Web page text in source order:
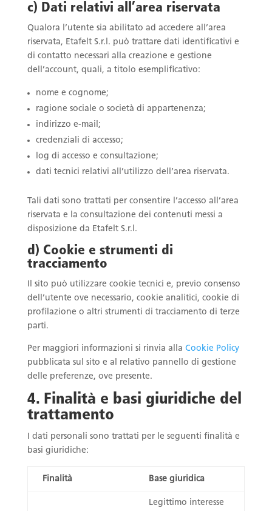
c) Dati relativi all’area riservata
Qualora l’utente sia abilitato ad accedere all’area
riservata, Etafelt S.r.l. può trattare dati identificativi e
di contatto necessari alla creazione e gestione
dell’account, quali, a titolo esemplificativo:
nome e cognome;
ragione sociale o società di appartenenza;
indirizzo e-mail;
credenziali di accesso;
log di accesso e consultazione;
dati tecnici relativi all’utilizzo dell’area riservata.
Tali dati sono trattati per consentire l’accesso all’area
riservata e la consultazione dei contenuti messi a
disposizione da Etafelt S.r.l.
d) Cookie e strumenti di
tracciamento
Il sito può utilizzare cookie tecnici e, previo consenso
dell’utente ove necessario, cookie analitici, cookie di
profilazione o altri strumenti di tracciamento di terze
parti.
Per maggiori informazioni si rinvia alla Cookie Policy
pubblicata sul sito e al relativo pannello di gestione
delle preferenze, ove presente.
4. Finalità e basi giuridiche del
trattamento
I dati personali sono trattati per le seguenti finalità e
basi giuridiche:
Finalità Base giuridica
Legittimo interesse